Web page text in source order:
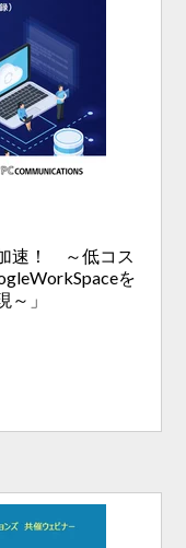
速！​ ～低コス
を
」